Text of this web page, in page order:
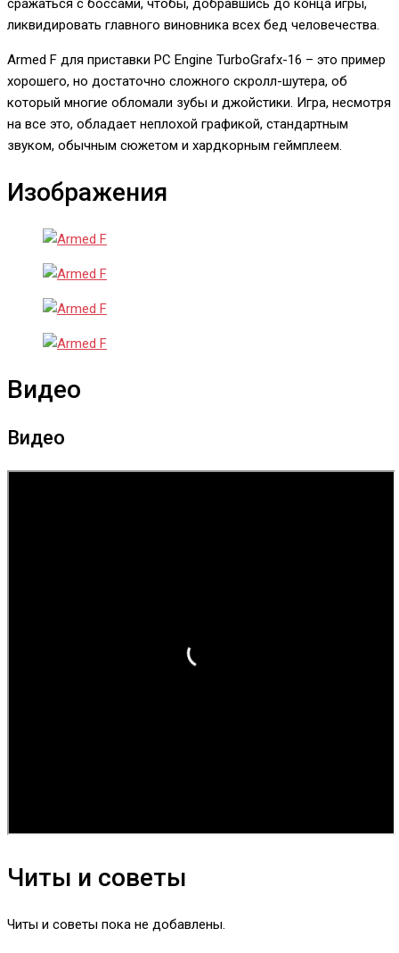
сражаться с боссами, чтобы, добравшись до конца игры,
ликвидировать главного виновника всех бед человечества.
Armed F для приставки PC Engine TurboGrafx-16 – это пример
хорошего, но достаточно сложного скролл-шутера, об
который многие обломали зубы и джойстики. Игра, несмотря
на все это, обладает неплохой графикой, стандартным
звуком, обычным сюжетом и хардкорным геймплеем.
Изображения
Видео
Видео
Читы и советы
Читы и советы пока не добавлены.